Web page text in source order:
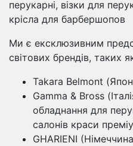
перукарні, візки для
крісла для барбершопов
Ми є ексклюзивним
світових брендів, таких
Takara Belmont
Gamma & Bross
обладнання для
салонів краси
GHARIENI